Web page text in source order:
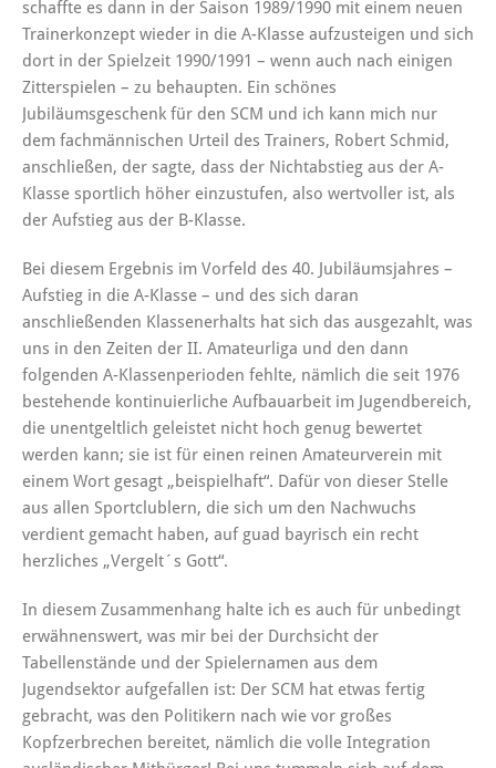
schaffte es dann in der Saison 1989/1990 mit einem neuen
Trainerkonzept wieder in die A-Klasse aufzusteigen und sich
dort in der Spielzeit 1990/1991 – wenn auch nach einigen
Zitterspielen – zu behaupten. Ein schönes
Jubiläumsgeschenk für den SCM und ich kann mich nur
dem fachmännischen Urteil des Trainers, Robert Schmid,
anschließen, der sagte, dass der Nichtabstieg aus der A-
Klasse sportlich höher einzustufen, also wertvoller ist, als
der Aufstieg aus der B-Klasse.
Bei diesem Ergebnis im Vorfeld des 40. Jubiläumsjahres –
Aufstieg in die A-Klasse – und des sich daran
anschließenden Klassenerhalts hat sich das ausgezahlt, was
uns in den Zeiten der II. Amateurliga und den dann
folgenden A-Klassenperioden fehlte, nämlich die seit 1976
bestehende kontinuierliche Aufbauarbeit im Jugendbereich,
die unentgeltlich geleistet nicht hoch genug bewertet
werden kann; sie ist für einen reinen Amateurverein mit
einem Wort gesagt „beispielhaft“. Dafür von dieser Stelle
aus allen Sportclublern, die sich um den Nachwuchs
verdient gemacht haben, auf guad bayrisch ein recht
herzliches „Vergelt´s Gott“.
In diesem Zusammenhang halte ich es auch für unbedingt
erwähnenswert, was mir bei der Durchsicht der
Tabellenstände und der Spielernamen aus dem
Jugendsektor aufgefallen ist: Der SCM hat etwas fertig
gebracht, was den Politikern nach wie vor großes
Kopfzerbrechen bereitet, nämlich die volle Integration